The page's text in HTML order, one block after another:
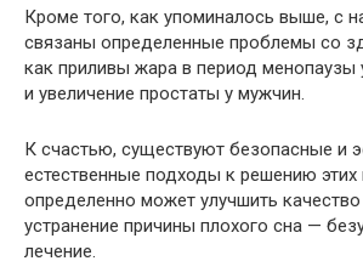
Кроме того, как упоминалось выше, с
связаны определенные проблемы со
как приливы жара в период
и увеличение простаты у мужчин.
К счастью, существуют безопасные и
естественные подходы к решению этих
определенно может улучшить
устранение причины плохого сна —
лечение.